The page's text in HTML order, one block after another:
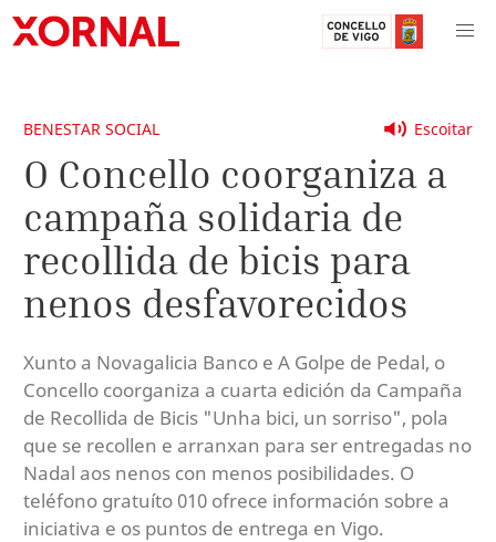
Escoitar
BENESTAR SOCIAL
O Concello coorganiza a
campaña solidaria de
recollida de bicis para
nenos desfavorecidos
Xunto a Novagalicia Banco e A Golpe de Pedal, o
Concello coorganiza a cuarta edición da Campaña
de Recollida de Bicis "Unha bici, un sorriso", pola
que se recollen e arranxan para ser entregadas no
Nadal aos nenos con menos posibilidades. O
teléfono gratuíto 010 ofrece información sobre a
iniciativa e os puntos de entrega en Vigo.